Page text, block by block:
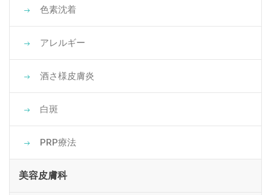
色素沈着
アレルギー
酒さ様皮膚炎
白斑
PRP療法
美容皮膚科